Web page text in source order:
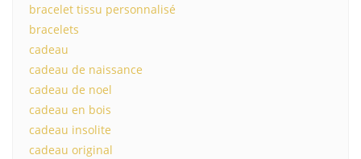
bracelet tissu personnalisé
bracelets
cadeau
cadeau de naissance
cadeau de noel
cadeau en bois
cadeau insolite
cadeau original